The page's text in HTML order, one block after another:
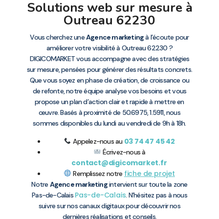
Solutions web sur mesure à
Outreau 62230
Vous cherchez uneAgence marketingà l’écoute pour
améliorer votre visibilité à Outreau 62230 ?
DIGICOMARKET vous accompagne avec des stratégies
sur mesure, pensées pour générer des résultats concrets.
Que vous soyez en phase de création, de croissance ou
de refonte, notre équipe analyse vos besoins et vous
propose un plan d’action clair et rapide à mettre en
œuvre. Basés à proximité de 50.6975, 1.5911, nous
sommes disponibles du lundi au vendredi de 9h à 18h.
Appelez-nous au 03 74 47 45 42
Écrivez-nous à
contact@digicomarket.fr
Remplissez notre fiche de projet
Notre Agence marketingintervient sur toute la zone
Pas-de-Calais Pas-de-Calais. N’hésitez pas à nous
suivre sur nos canaux digitaux pour découvrir nos
dernières réalisations et conseils.